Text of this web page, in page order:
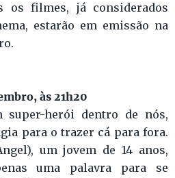
os filmes, já considerados
estarão em emissão na
às 21h20
super-herói dentro de nós,
para o trazer cá para fora.
um jovem de 14 anos,
uma palavra para se